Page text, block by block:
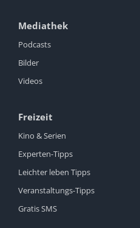
Mediathek
Podcasts
Bilder
Videos
Freizeit
Kino & Serien
Experten-Tipps
Leichter leben Tipps
Veranstaltungs-Tipps
Gratis SMS